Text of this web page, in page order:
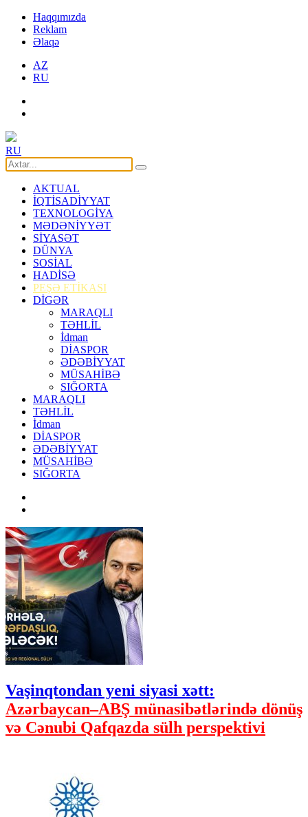
Haqqımızda
Reklam
Əlaqə
AZ
RU
RU
AKTUAL
İQTİSADİYYAT
TEXNOLOGİYA
MƏDƏNİYYƏT
SİYASƏT
DÜNYA
SOSİAL
HADİSƏ
PEŞƏ ETİKASI
DİGƏR
MARAQLI
TƏHLİL
İdman
DİASPOR
ƏDƏBİYYAT
MÜSAHİBƏ
SIĞORTA
MARAQLI
TƏHLİL
İdman
DİASPOR
ƏDƏBİYYAT
MÜSAHİBƏ
SIĞORTA
Vaşinqtondan yeni siyasi xətt:
Azərbaycan–ABŞ münasibətlərində dönüş
və Cənubi Qafqazda sülh perspektivi